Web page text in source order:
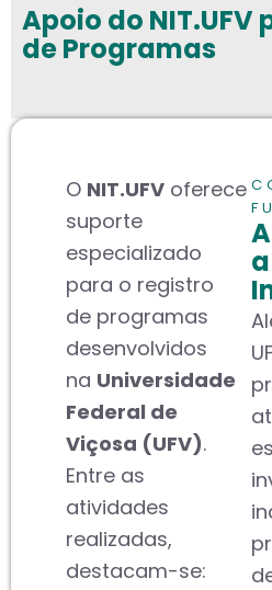
Apoio do NIT.UFV
de Programas
O NIT.UFV oferece
suporte
especializado
para o registro
de programas
desenvolvidos
na Universidade
Federal de
Viçosa (UFV).
Entre as
atividades
realizadas,
destacam-se: